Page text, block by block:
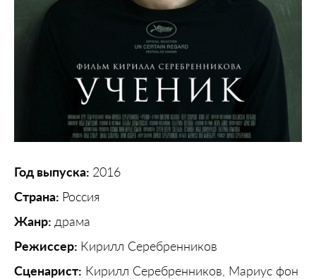
Год выпуска: 2016
Страна: Россия
Жанр: драма
Режиссер: Кирилл Серебренников
Сценарист: Кирилл Серебренников, Мариус фон